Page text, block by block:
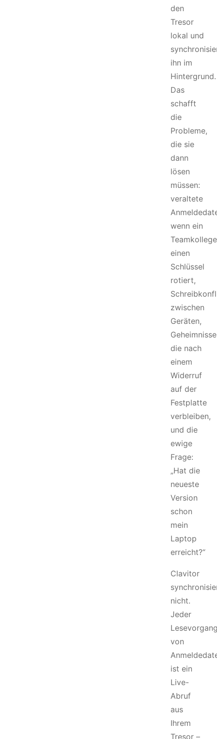
den
Tresor
lokal und
ihn im
Hintergrund.
Das
schafft
die
Probleme,
die sie
dann
lösen
müssen:
veraltete
wenn ein
Teamkollege
einen
Schlüssel
rotiert,
zwischen
Geräten,
die nach
einem
Widerruf
auf der
Festplatte
verbleiben,
und die
ewige
Frage:
„Hat die
neueste
Version
schon
mein
Laptop
erreicht?“
Clavitor
nicht.
Jeder
von
ist ein
Live-
Abruf
aus
Ihrem
Tresor –